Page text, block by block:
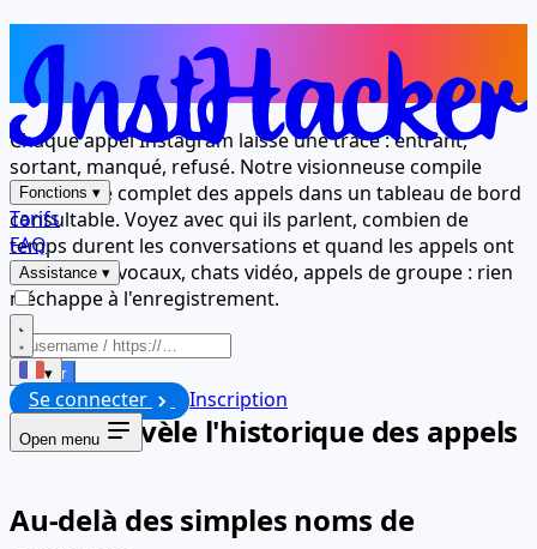
Fonctions ▾
Tarifs
FAQ
Assistance ▾
▾
Se connecter Inscription
Open menu
L'historique complet des appels à
portée de main
Chaque appel Instagram laisse une trace : entrant,
sortant, manqué, refusé. Notre visionneuse compile
l'historique complet des appels dans un tableau de bord
consultable. Voyez avec qui ils parlent, combien de
temps durent les conversations et quand les appels ont
lieu. Appels vocaux, chats vidéo, appels de groupe : rien
n'échappe à l'enregistrement.
Lancer
Ce que révèle l'historique des appels
Au-delà des simples noms de